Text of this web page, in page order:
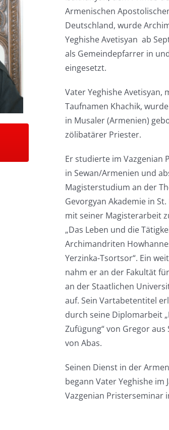
Armenischen
Deutschland, wurde
Yeghishe Avetisyan ab
als Gemeindepfarrer in
eingesetzt.
Vater Yeghishe Avetisyan,
Taufnamen Khachik,
in Musaler (Armenien)
zölibatärer Priester.
Er studierte im Vazgenian
in Sewan/Armenien und
Magisterstudium an der
Gevorgyan Akademie in
mit seiner Magisterarbeit
„Das Leben und die
Archimandriten
Yerzinka-Tsortsor“. Ein
nahm er an der Fakultät
an der Staatlichen
auf. Sein Vartabetentitel
durch seine Diplomarbeit
Zufügung“ von Gregor aus
von Abas.
Seinen Dienst in der
begann Vater Yeghishe im
Vazgenian Pristerseminar